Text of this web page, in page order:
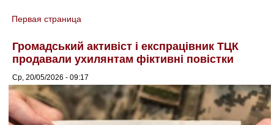
You are here
Первая страница
Громадський активіст і експрацівник ТЦК
продавали ухилянтам фіктивні повістки
Ср, 20/05/2026 - 09:17